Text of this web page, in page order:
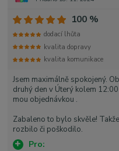
Jsem maximálně spokojený.
druhý den v Úterý kolem
mou objednávkou .
Zabaleno to bylo skvěle!
rozbilo či poškodilo.
Pro:
100 %
dodací lhůta
kvalita dopravy
kvalita komunikace